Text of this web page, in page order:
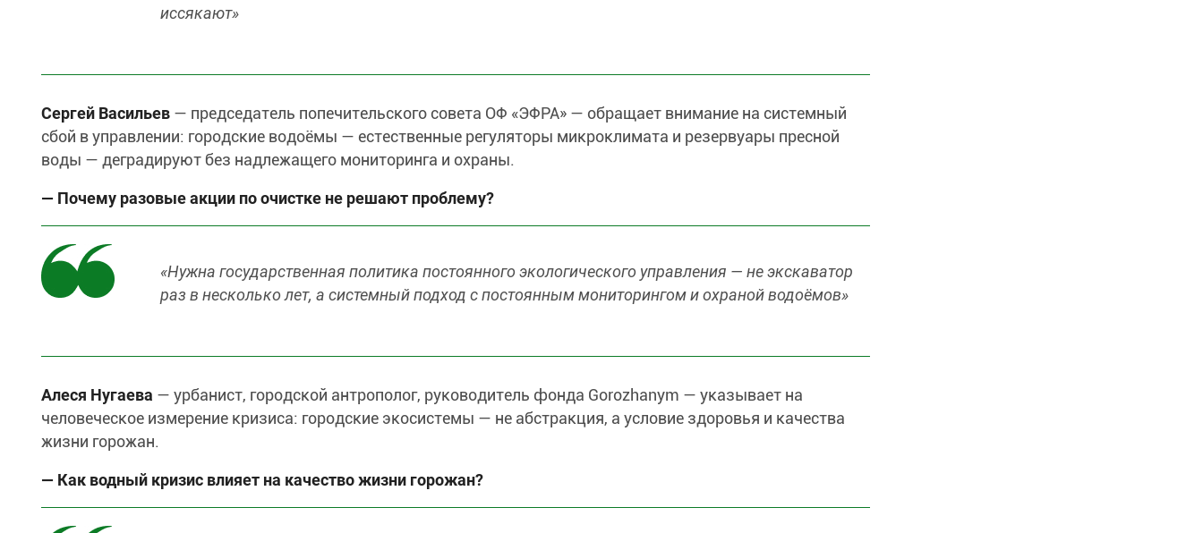
иссякают»
Сергей Васильев — председатель попечительского совета ОФ «ЭФРА» — обращает внимание на системный
сбой в управлении: городские водоёмы — естественные регуляторы микроклимата и резервуары пресной
воды — деградируют без надлежащего мониторинга и охраны.
— Почему разовые акции по очистке не решают проблему?
«Нужна государственная политика постоянного экологического управления — не экскаватор
раз в несколько лет, а системный подход с постоянным мониторингом и охраной водоёмов»
Алеся Нугаева — урбанист, городской антрополог, руководитель фонда Gorozhanym — указывает на
человеческое измерение кризиса: городские экосистемы — не абстракция, а условие здоровья и качества
жизни горожан.
— Как водный кризис влияет на качество жизни горожан?